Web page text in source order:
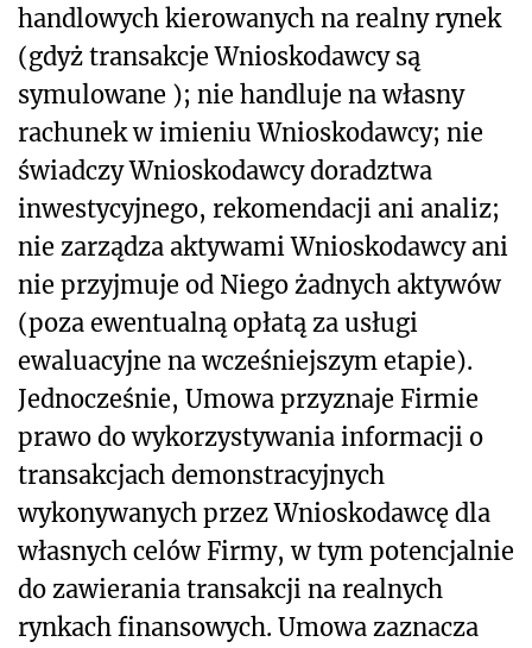
handlowych kierowanych na realny rynek
(gdyż transakcje Wnioskodawcy są
symulowane ); nie handluje na własny
rachunek w imieniu Wnioskodawcy; nie
świadczy Wnioskodawcy doradztwa
inwestycyjnego, rekomendacji ani analiz;
nie zarządza aktywami Wnioskodawcy ani
nie przyjmuje od Niego żadnych aktywów
(poza ewentualną opłatą za usługi
ewaluacyjne na wcześniejszym etapie).
Jednocześnie, Umowa przyznaje Firmie
prawo do wykorzystywania informacji o
transakcjach demonstracyjnych
wykonywanych przez Wnioskodawcę dla
własnych celów Firmy, w tym potencjalnie
do zawierania transakcji na realnych
rynkach finansowych. Umowa zaznacza